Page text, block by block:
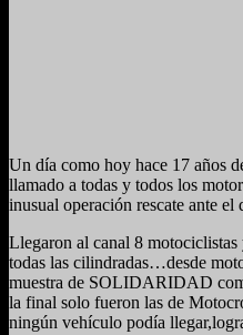
Un día como hoy hace 17 años
llamado a todas y todos los
inusual operación rescate ante
Llegaron al canal 8
todas las cilindradas…desde
muestra de SOLIDARIDAD
la final solo fueron las de
ningún vehículo podía